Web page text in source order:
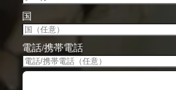
国
電話/携帯電話